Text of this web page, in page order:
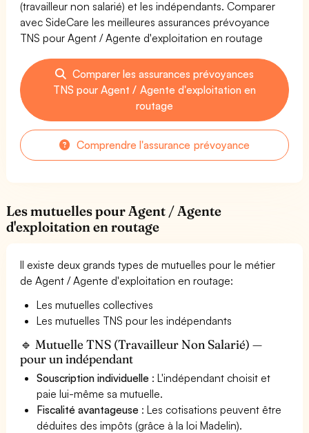
(travailleur non salarié) et les indépendants. Comparer
avec SideCare les meilleures assurances prévoyance
TNS pour Agent / Agente d'exploitation en routage
Comparer les assurances prévoyances
TNS pour Agent / Agente d'exploitation en
routage
Comprendre l'assurance prévoyance
Les mutuelles pour Agent / Agente
d'exploitation en routage
Il existe deux grands types de mutuelles pour le métier
de Agent / Agente d'exploitation en routage:
Les mutuelles collectives
Les mutuelles TNS pour les indépendants
🔹 Mutuelle TNS (Travailleur Non Salarié) —
pour un indépendant
Souscription individuelle : L'indépendant choisit et
paie lui-même sa mutuelle.
Fiscalité avantageuse : Les cotisations peuvent être
déduites des impôts (grâce à la loi Madelin).